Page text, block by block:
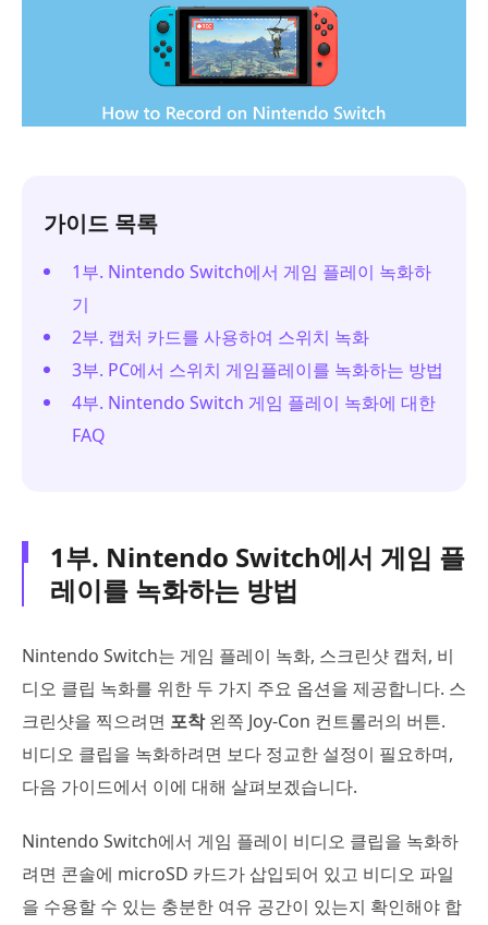
가이드 목록
1부. Nintendo Switch에서 게임 플레이 녹화하
기
2부. 캡처 카드를 사용하여 스위치 녹화
3부. PC에서 스위치 게임플레이를 녹화하는 방법
4부. Nintendo Switch 게임 플레이 녹화에 대한
FAQ
1부. Nintendo Switch에서 게임 플
레이를 녹화하는 방법
Nintendo Switch는 게임 플레이 녹화, 스크린샷 캡처, 비
디오 클립 녹화를 위한 두 가지 주요 옵션을 제공합니다. 스
크린샷을 찍으려면 포착왼쪽 Joy-Con 컨트롤러의 버튼.
비디오 클립을 녹화하려면 보다 정교한 설정이 필요하며,
다음 가이드에서 이에 대해 살펴보겠습니다.
Nintendo Switch에서 게임 플레이 비디오 클립을 녹화하
려면 콘솔에 microSD 카드가 삽입되어 있고 비디오 파일
을 수용할 수 있는 충분한 여유 공간이 있는지 확인해야 합